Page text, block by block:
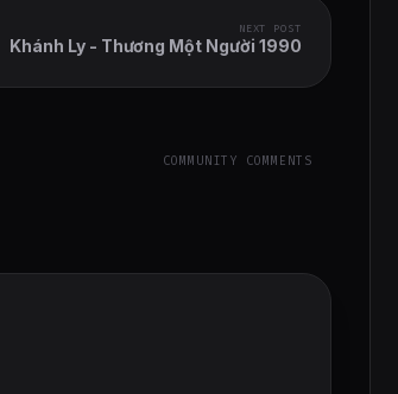
NEXT POST
Khánh Ly - Thương Một Người 1990
COMMUNITY COMMENTS